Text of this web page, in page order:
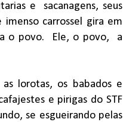
e
sacanagens, seus
imenso carrossel gira em
o povo.
Ele, o povo,
a
lorotas, os babados e
e pirigas do STF
se esgueirando pelas